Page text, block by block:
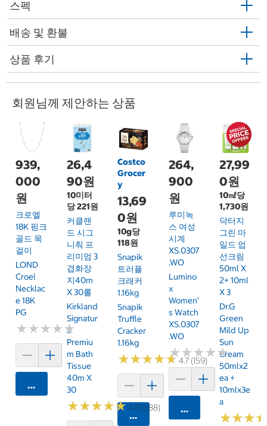
스펙
배송 및 환불
상품 후기
회원님께 제안하는 상품
939,
000
원
크로엘
18K 핑크
골드 목
걸이
LOND
Croel
Necklac
E 18K
PG
★★★★★
★★★★★
카트에 담기
26,4
90원
10미터
당 221원
커클랜
드 시그
니춰 프
리미엄 3
겹화장
지40m
X 30롤
Kirkland
Signatur
E
Premiu
M Bath
Tissue
40m X
30
★★★★★
★★★★★4.8 (588)
Costco
Grocer
y
13,69
0원
10g당
118원
Snapik
트러플
크래커
1.16kg
Snapik
Truffle
Cracker
1.16kg
★★★★★
★★★★★4.7 (159)
카트에 담기
264,
900
원
루미녹
스 여성
시계
XS.0307
.WO
Lumino
X
Women'
S Watch
XS.0307
.WO
★★★★★
★★★★★
카트에 담기
27,99
0원
10㎖당
1,730원
닥터지
그린 마
일드 업
선크림
50ml X
2+ 10ml
X 3
Dr.G
Green
Mild Up
Sun
Cream
50mlx2
Ea +
10mlx3e
A
★★★
★★★